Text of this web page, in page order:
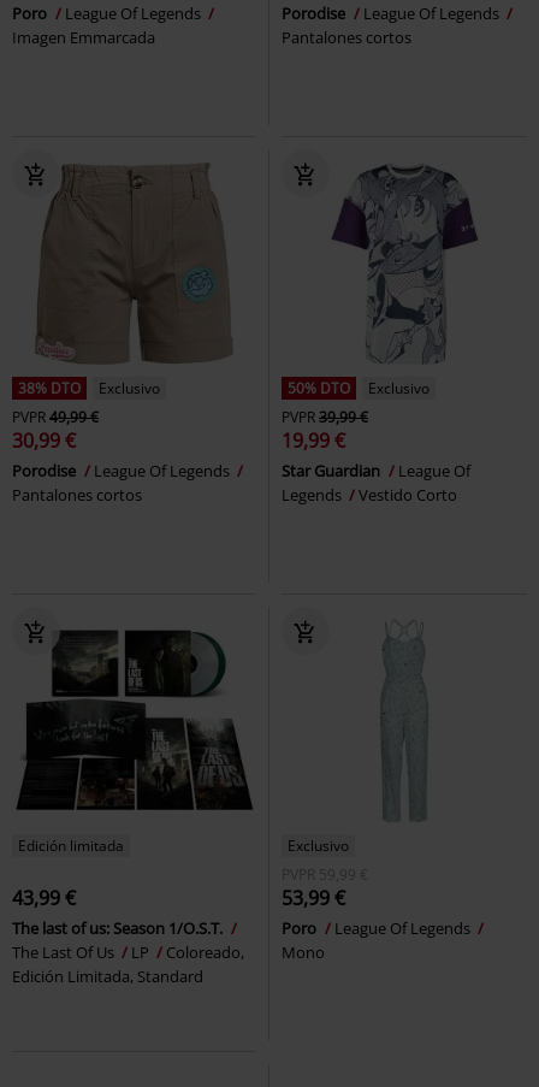
Poro
League Of Legends
Imagen Emmarcada
Porodise
League Of Legends
Pantalones cortos
38% DTO
Exclusivo
PVPR49,99 €
30,99 €
Porodise
League Of Legends
Pantalones cortos
50% DTO
Exclusivo
PVPR39,99 €
19,99 €
Star Guardian
League Of
Legends
Vestido Corto
Edición limitada
43,99 €
The last of us: Season 1/O.S.T.
The Last Of Us
LP
Coloreado,
Edición Limitada, Standard
Exclusivo
PVPR
59,99 €
53,99 €
Poro
League Of Legends
Mono